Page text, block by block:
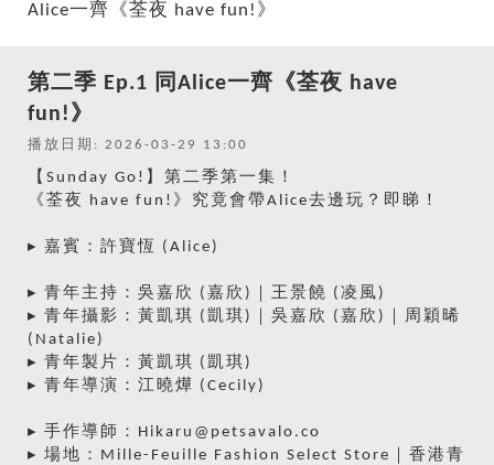
Alice一齊《荃夜 have fun!》
第二季 Ep.1 同Alice一齊《荃夜 have
fun!》
播放日期: 2026-03-29 13:00
【Sunday Go!】第二季第一集！
《荃夜 have fun!》究竟會帶Alice去邊玩？即睇！
▸ 嘉賓：許寶恆 (Alice)
▸ 青年主持：吳嘉欣 (嘉欣)｜王景饒 (凌風)
▸ 青年攝影：黃凱琪 (凱琪)｜吳嘉欣 (嘉欣)｜周穎晞
(Natalie)
▸ 青年製片：黃凱琪 (凱琪)
▸ 青年導演：江曉燁 (Cecily)
▸ 手作導師：Hikaru@petsavalo.co
▸ 場地：Mille-Feuille Fashion Select Store｜香港青